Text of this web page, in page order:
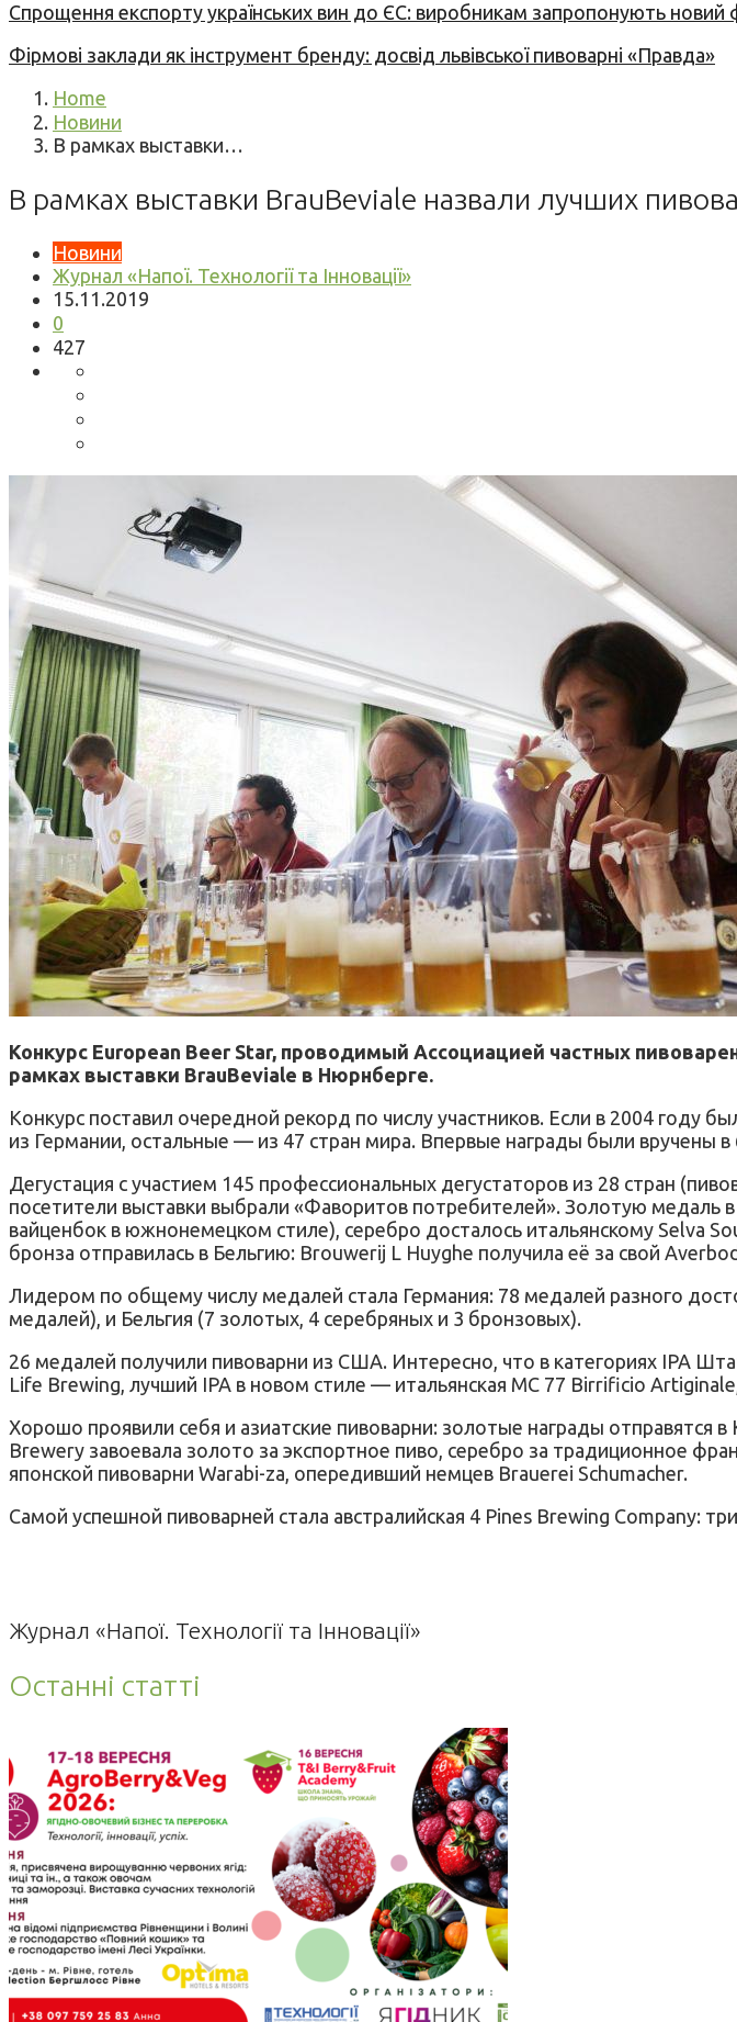
Спрощення експорту українських вин до ЄС: виробникам запропонують
Фірмові заклади як інструмент бренду: досвід львівської пивоварні «Правда»
Home
Новини
В рамках выставки…
В рамках выставки BrauBeviale назвали лучших
Новини
Журнал «Напої. Технології та Інновації»
15.11.2019
0
427
Конкурс European Beer Star, проводимый Ассоциацией частных
рамках выставки BrauBeviale в Нюрнберге.
Конкурс поставил очередной рекорд по числу участников. Если в 2004 году
из Германии, остальные — из 47 стран мира. Впервые награды были вручены в
Дегустация с участием 145 профессиональных дегустаторов из 28 стран
посетители выставки выбрали «Фаворитов потребителей». Золотую медаль
вайценбок в южнонемецком стиле), серебро досталось итальянскому Selva
бронза отправилась в Бельгию: Brouwerij L Huyghe получила её за свой
Лидером по общему числу медалей стала Германия: 78 медалей разного
медалей), и Бельгия (7 золотых, 4 серебряных и 3 бронзовых).
26 медалей получили пивоварни из США. Интересно, что в категориях IPA
Life Brewing, лучший IPA в новом стиле — итальянская MC 77 Birrificio
Хорошо проявили себя и азиатские пивоварни: золотые награды отправятся
Brewery завоевала золото за экспортное пиво, серебро за традиционное
японской пивоварни Warabi-za, опередивший немцев Brauerei Schumacher.
Самой успешной пивоварней стала австралийская 4 Pines Brewing Company:
Журнал «Напої. Технології та Інновації»
Останні статті